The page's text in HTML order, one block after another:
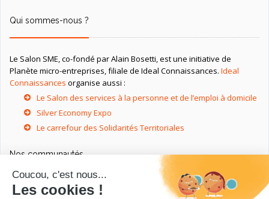
Qui sommes-nous ?
Le Salon SME, co-fondé par Alain Bosetti, est une initiative de
Planète micro-entreprises, filiale de Ideal Connaissances. Ideal
Connaissances organise aussi :
Le Salon des services à la personne et de l’emploi à domicile
Silver Economy Expo
Le carrefour des Solidarités Territoriales
Nos communautés